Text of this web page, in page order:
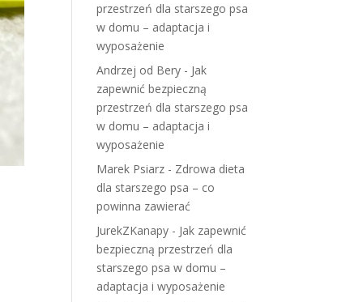
przestrzeń dla starszego psa
w domu – adaptacja i
wyposażenie
Andrzej od Bery - Jak
zapewnić bezpieczną
przestrzeń dla starszego psa
w domu – adaptacja i
wyposażenie
Marek Psiarz - Zdrowa dieta
dla starszego psa – co
powinna zawierać
JurekZKanapy - Jak zapewnić
bezpieczną przestrzeń dla
starszego psa w domu –
adaptacja i wyposażenie